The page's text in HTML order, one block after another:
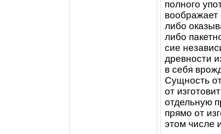
полного
воображает
либо
либо
сие
древности
в себя
Сущность
от
отдельную
прямо от
этом числе